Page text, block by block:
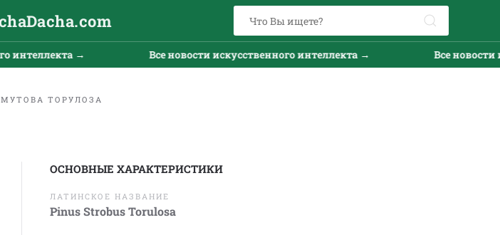
→ Все новости искусственного интеллекта → Все новости
ТОРУЛОЗА
ОСНОВНЫЕ ХАРАКТЕРИСТИКИ
ЛАТИНСКОЕ НАЗВАНИЕ
Pinus Strobus Torulosa